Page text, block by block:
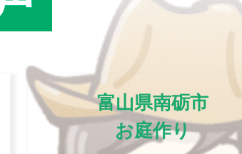
富山県南砺市
お庭作り